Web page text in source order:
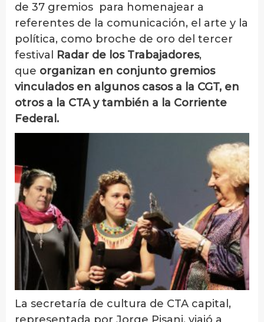
de 37 gremios para homenajear a
referentes de la comunicación, el arte y la
política, como broche de oro del tercer
festival Radar de los Trabajadores,
que organizan en conjunto gremios
vinculados en algunos casos a la CGT, en
otros a la CTA y también a la Corriente
Federal.
La secretaría de cultura de CTA capital,